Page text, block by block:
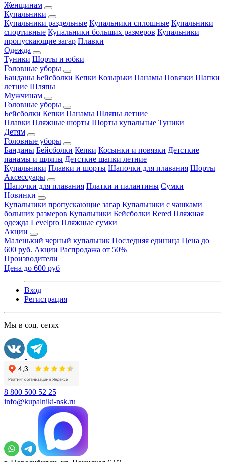
Женщинам
Купальники
Купальники раздельные Купальники сплошные Купальники
спортивные Купальники больших размеров Купальники
пропускающие загар Плавки
Одежда
Туники Шорты и юбки
Головные уборы
Банданы Бейсболки Кепки Козырьки Панамы Повязки Шапки
летние Шляпы
Мужчинам
Головные уборы
Бейсболки Кепки Панамы Шляпы летние
Плавки Пляжные шорты Шорты купальные Туники
Детям
Головные уборы
Банданы Бейсболки Кепки Косынки и повязки Детсткие
панамы и шляпы Детсткие шапки летние
Купальники Плавки и шорты Шапочки для плавания Шорты
Аксессуары
Шапочки для плавания Платки и палантины Сумки
Новинки
Купальники пропускающие загар Купальники с чашками
больших размеров Купальники Бейсболки Rered Пляжная
одежда Levelpro Пляжные сумки
Акции
Маленький черный купальник Последняя единица Цена до
600 руб. Акции Распродажа от 50%
Производители
Цена до 600 руб
Вход
Регистрация
Мы в соц. сетях
8 800 500 52 25
info@kupalniki-nsk.ru